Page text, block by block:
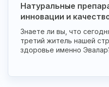
Натуральные
инновации и
Знаете ли вы, что
третий житель нашей
здоровье именно